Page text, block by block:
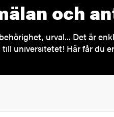
och
urval... Det är
till universitetet! Här får du